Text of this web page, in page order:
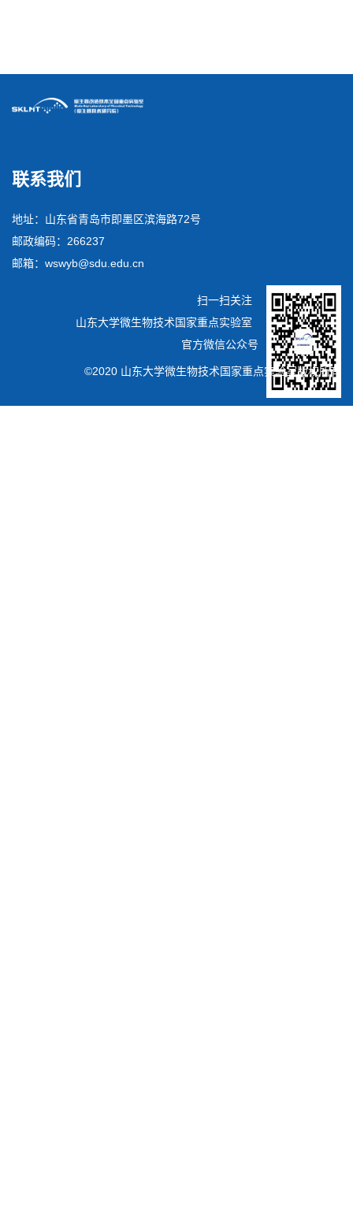
联系我们
地址：山东省青岛市即墨区滨海路72号
邮政编码：266237
邮箱：wswyb@sdu.edu.cn
扫一扫关注
山东大学微生物技术国家重点实验室
官方微信公众号
©2020 山东大学微生物技术国家重点实验室版权所有